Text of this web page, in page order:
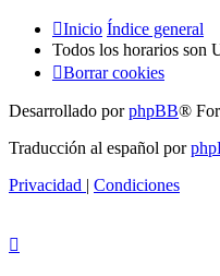
Inicio Índice general
Todos los horarios son
Borrar cookies
Desarrollado porphpBB®
Traducción al español por
Privacidad | Condiciones